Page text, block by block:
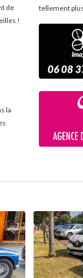
de
!
la
tellement